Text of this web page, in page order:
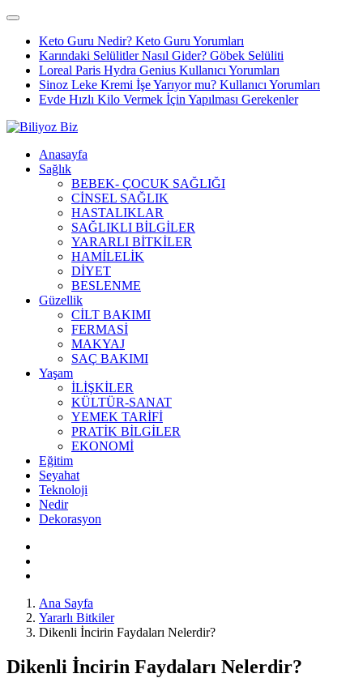
Keto Guru Nedir? Keto Guru Yorumları
Karındaki Selülitler Nasıl Gider? Göbek Selüliti
Loreal Paris Hydra Genius Kullanıcı Yorumları
Sinoz Leke Kremi İşe Yarıyor mu? Kullanıcı Yorumları
Evde Hızlı Kilo Vermek İçin Yapılması Gerekenler
Anasayfa
Sağlık
BEBEK- ÇOCUK SAĞLIĞI
CİNSEL SAĞLIK
HASTALIKLAR
SAĞLIKLI BİLGİLER
YARARLI BİTKİLER
HAMİLELİK
DİYET
BESLENME
Güzellik
CİLT BAKIMI
FERMASİ
MAKYAJ
SAÇ BAKIMI
Yaşam
İLİŞKİLER
KÜLTÜR-SANAT
YEMEK TARİFİ
PRATİK BİLGİLER
EKONOMİ
Eğitim
Seyahat
Teknoloji
Nedir
Dekorasyon
Ana Sayfa
Yararlı Bitkiler
Dikenli İncirin Faydaları Nelerdir?
Dikenli İncirin Faydaları Nelerdir?